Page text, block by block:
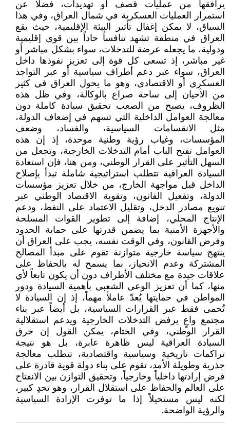
يرافقها من عمليات قصف أو تهديدات، فضلاً عن
استمرار العمليات العسكرية في شمال العراق، وفي هذا
السياق، لا يمكن إغفال تأثير البيئة الإقليمية، حيث يقع
العراق في منطقة تشهد تنافساً حاداً بين قوى إقليمية
ودولية، ما يجعله عرضة للتدخلات، سواء بشكل مباشر أو
غير مباشر، إذ تسعى كل قوة إلى تعزيز نفوذها داخل
العراق، سواء عبر دعم أطراف سياسية أو عبر التواجد
العسكري أو الاقتصادي، وهو ما يحول العراق في كثير
من الأحيان إلى ساحة صراع بالوكالة، وفي ظل هذه
الظروف، يصبح من الصعب تحقيق سيادة كاملة دون
معالجة العوامل الداخلية التي تسهم في إضعاف الدولة،
مثل الانقسامات السياسية، والفساد، وضعف
المؤسسات، وغياب رؤية وطنية موحدة، إذ إن هذه
العوامل تفتح الباب أمام التدخلات الخارجية، وتجعل من
السهل التأثير على القرار الوطني، ومن هنا، فإن استعادة
السيادة العراقية تتطلب استراتيجية شاملة تبدأ بإصلاح
الداخل قبل مواجهة الخارج، من خلال تعزيز مؤسسات
الدولة، وتفعيل القانون، وتقوية الاقتصاد الوطني عبر
تنويع مصادر الدخل، وتقليل الاعتماد على النفط، ودعم
الإنتاج المحلي، إضافة إلى تطوير القوات المسلحة
والأجهزة الأمنية بما يضمن قدرتها على حماية الحدود
وفرض القانون، وفي الوقت نفسه، يجب على العراق أن
ينتهج سياسة خارجية متوازنة تقوم على مبدأ المصالح
المشتركة وعدم الانحياز، بما يسمح له بالحفاظ على
علاقات جيدة مع مختلف الأطراف دون أن يكون تابعاً لأي
منها، كما أن تعزيز الوعي الشعبي بأهمية السيادة ودور
المواطن في حمايتها يُعدّ عاملاً مهماً، إذ إن السيادة لا
تُحمى فقط عبر القرارات السياسية، بل أيضاً عبر بناء
مجتمع واعٍ يرفض التدخلات الخارجية ويدعم استقلالية
القرار الوطني، وفي الختام، يمكن القول إن خرق
السيادة العراقية ليس ظاهرة عابرة، بل هو نتيجة
تراكمات تاريخية وسياسية واقتصادية، تتطلب معالجة
جذرية وطويلة الأمد، تقوم على بناء دولة قوية قادرة على
فرض إرادتها داخلياً وخارجياً، وتحقيق التوازن بين الانفتاح
على العالم والحفاظ على استقلال القرار، وهو تحدٍ كبير،
لكنه ليس مستحيلاً إذا ما توفرت الإرادة السياسية
والرؤية الواضحة.